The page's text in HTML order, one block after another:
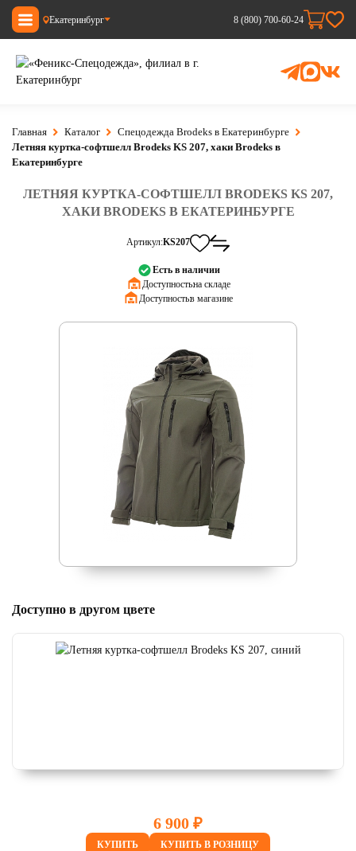
Екатеринбург 8 (800) 700-60-24
Главная Каталог
Спецодежда Brodeks в Екатеринбурге
Летняя куртка-софтшелл Brodeks KS 207, хаки Brodeks в
Екатеринбурге
ЛЕТНЯЯ КУРТКА-СОФТШЕЛЛ BRODEKS KS 207,
ХАКИ BRODEKS В ЕКАТЕРИНБУРГЕ
Артикул:KS207
Есть в наличии
Доступность:на складе
Доступность:в магазине
Доступно в другом цвете
6 900 ₽
КУПИТЬ КУПИТЬ В РОЗНИЦУ